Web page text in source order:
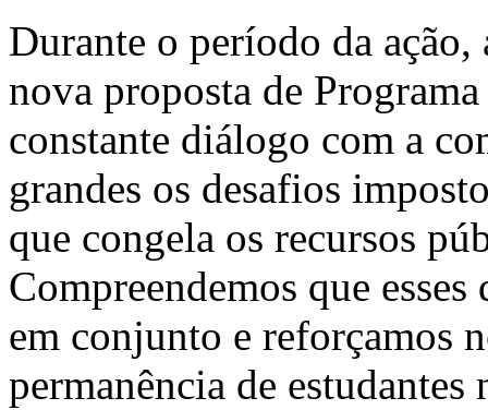
Durante o período da
nova proposta de
constante diálogo com a
grandes os desafios
que congela os recursos
Compreendemos que
em conjunto e reforçamos
permanência de estudantes